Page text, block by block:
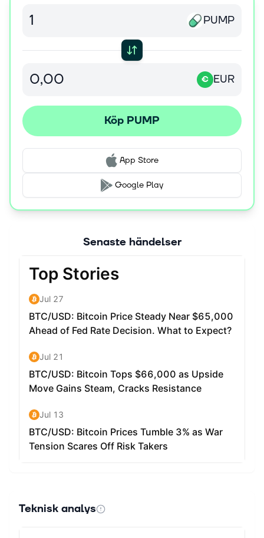
PUMP
€ EUR
Köp PUMP
App Store
Google Play
Senaste händelser
Teknisk analys